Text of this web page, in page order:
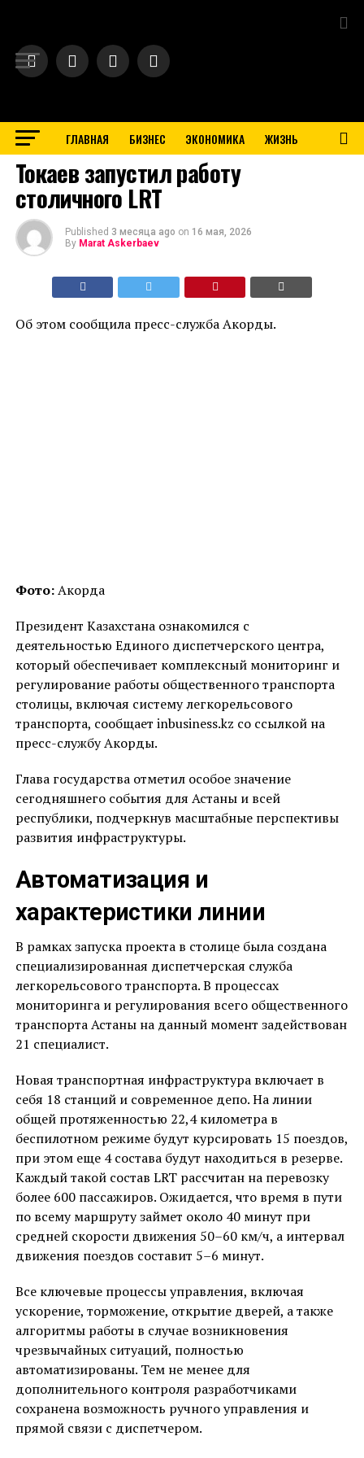
ГЛАВНАЯ БИЗНЕС ЭКОНОМИКА ЖИЗНЬ
BUSINESS
Токаев запустил работу
столичного LRT
Published 3 месяца ago on 16 мая, 2026
By Marat Askerbaev
Об этом сообщила пресс-служба Акорды.
Фото:Акорда
Президент Казахстана ознакомился с
деятельностью Единого диспетчерского центра,
который обеспечивает комплексный мониторинг и
регулирование работы общественного транспорта
столицы, включая систему легкорельсового
транспорта, сообщает inbusiness.kz со ссылкой на
пресс-службу Акорды.
Глава государства отметил особое значение
сегодняшнего события для Астаны и всей
республики, подчеркнув масштабные перспективы
развития инфраструктуры.
Автоматизация и
характеристики линии
В рамках запуска проекта в столице была создана
специализированная диспетчерская служба
легкорельсового транспорта. В процессах
мониторинга и регулирования всего общественного
транспорта Астаны на данный момент задействован
21 специалист.
Новая транспортная инфраструктура включает в
себя 18 станций и современное депо. На линии
общей протяженностью 22,4 километра в
беспилотном режиме будут курсировать 15 поездов,
при этом еще 4 состава будут находиться в резерве.
Каждый такой состав LRT рассчитан на перевозку
более 600 пассажиров. Ожидается, что время в пути
по всему маршруту займет около 40 минут при
средней скорости движения 50–60 км/ч, а интервал
движения поездов составит 5–6 минут.
Все ключевые процессы управления, включая
ускорение, торможение, открытие дверей, а также
алгоритмы работы в случае возникновения
чрезвычайных ситуаций, полностью
автоматизированы. Тем не менее для
дополнительного контроля разработчиками
сохранена возможность ручного управления и
прямой связи с диспетчером.